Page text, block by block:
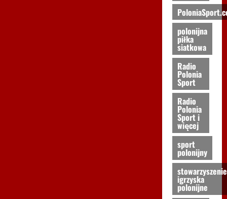
polonijna
piłka
siatkowa
Radio
Polonia
Sport
Radio
Polonia
Sport i
więcej
sport
polonijny
stowarzyszenie
igrzyska
polonijne